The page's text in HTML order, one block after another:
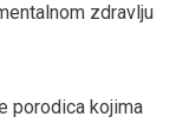
zdravlju
porodica kojima